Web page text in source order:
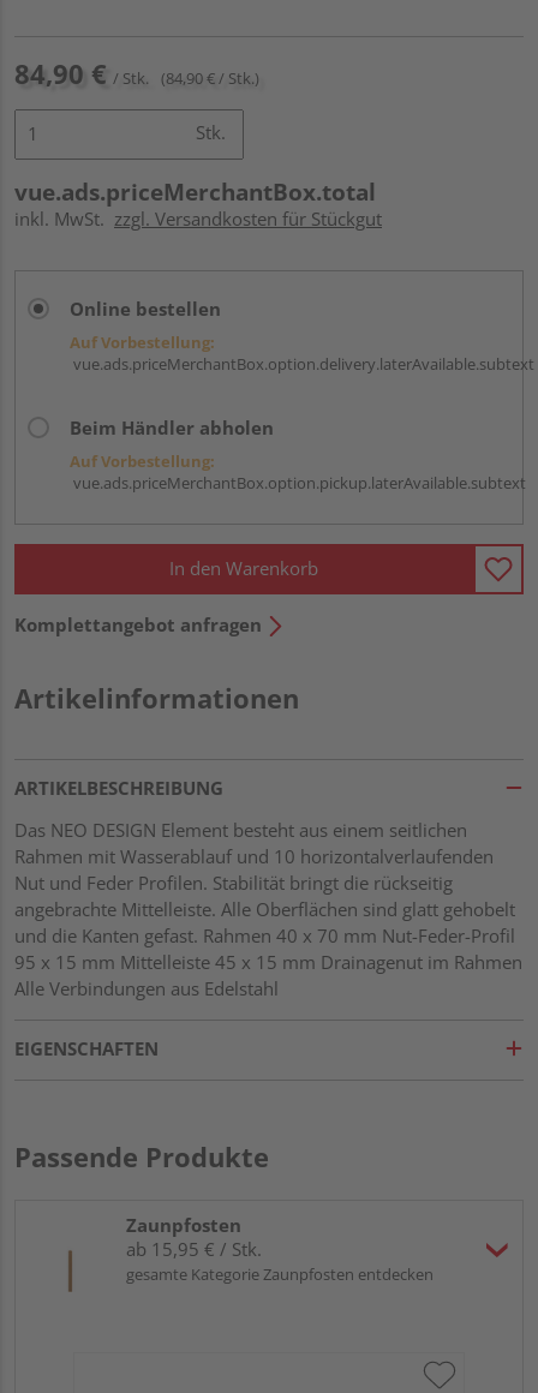
84,90 € / Stk. (84,90 € / Stk.)
Stk.
vue.ads.priceMerchantBox.total
inkl. MwSt. zzgl. Versandkosten für Stückgut
Online bestellen
Auf Vorbestellung:
vue.ads.priceMerchantBox.option.delivery.laterAvailable.subtext
Beim Händler abholen
Auf Vorbestellung:
vue.ads.priceMerchantBox.option.pickup.laterAvailable.subtext
In den Warenkorb
Komplettangebot anfragen
Artikelinformationen
ARTIKELBESCHREIBUNG
Das NEO DESIGN Element besteht aus einem seitlichen
Rahmen mit Wasserablauf und 10 horizontalverlaufenden
Nut und Feder Profilen. Stabilität bringt die rückseitig
angebrachte Mittelleiste. Alle Oberflächen sind glatt gehobelt
und die Kanten gefast. Rahmen 40 x 70 mm Nut-Feder-Profil
95 x 15 mm Mittelleiste 45 x 15 mm Drainagenut im Rahmen
Alle Verbindungen aus Edelstahl
EIGENSCHAFTEN
Passende Produkte
Zaunpfosten
ab 15,95 € / Stk.
gesamte Kategorie Zaunpfosten entdecken